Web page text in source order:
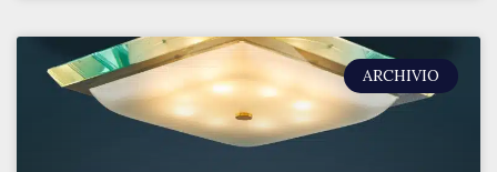
ARCHIVIO